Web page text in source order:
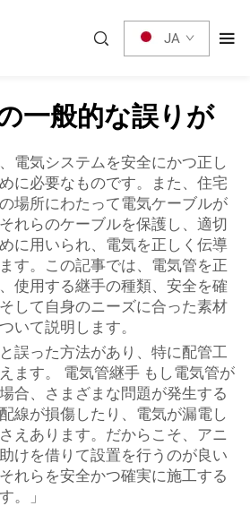
JA
一般的な誤りが
電気システムを安全にかつ正し
に必要なものです。また、住宅
場所にわたって電気ケーブルが
れらのケーブルを保護し、適切
に用いられ、電気を正しく伝導
す。この記事では、電気管を正
使用する継手の種類、安全を確
して自身のニーズに合った素材
いて説明します。
誤った方法があり、特に配管工
ます。 電気管継手 もし電気管が
合、さまざまな問題が発生する
線が損傷したり、電気が漏電し
えあります。だからこそ、アニ
けを借りて設置を行うのが良い
れらを安全かつ確実に施工する
。」